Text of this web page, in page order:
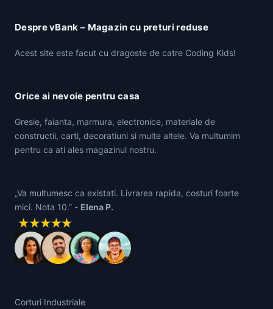
Despre vBank – Magazin cu preturi reduse
Acest site este facut cu dragoste de catre Coding Kids!
Orice ai nevoie pentru casa
Gresie, faianta, marmura, electronice, materiale de
constructii, carti, decoratiuni si multe altele. Va multumim
pentru ca ati ales magazinul nostru.
„Va multumesc ca existati. Livrarea rapida, costuri foarte
mici. Nota 10.” - Elena P.
Corturi Industriale